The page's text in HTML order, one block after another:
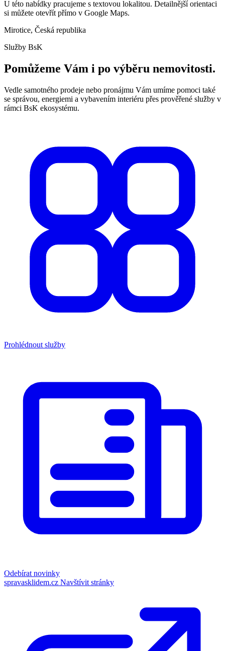
U této nabídky pracujeme s textovou lokalitou. Detailnější orientaci
si můžete otevřít přímo v Google Maps.
Mirotice, Česká republika
Služby BsK
Pomůžeme Vám i po výběru nemovitosti.
Vedle samotného prodeje nebo pronájmu Vám umíme pomoci také
se správou, energiemi a vybavením interiéru přes prověřené služby v
rámci BsK ekosystému.
Prohlédnout služby
Odebírat novinky
spravasklidem.cz Navštívit stránky